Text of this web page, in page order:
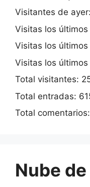
Visitantes de ayer:
Visitas los últimos
Visitas los
Visitas los
Total visitantes:
Total entradas:
Total comentarios:
Nube